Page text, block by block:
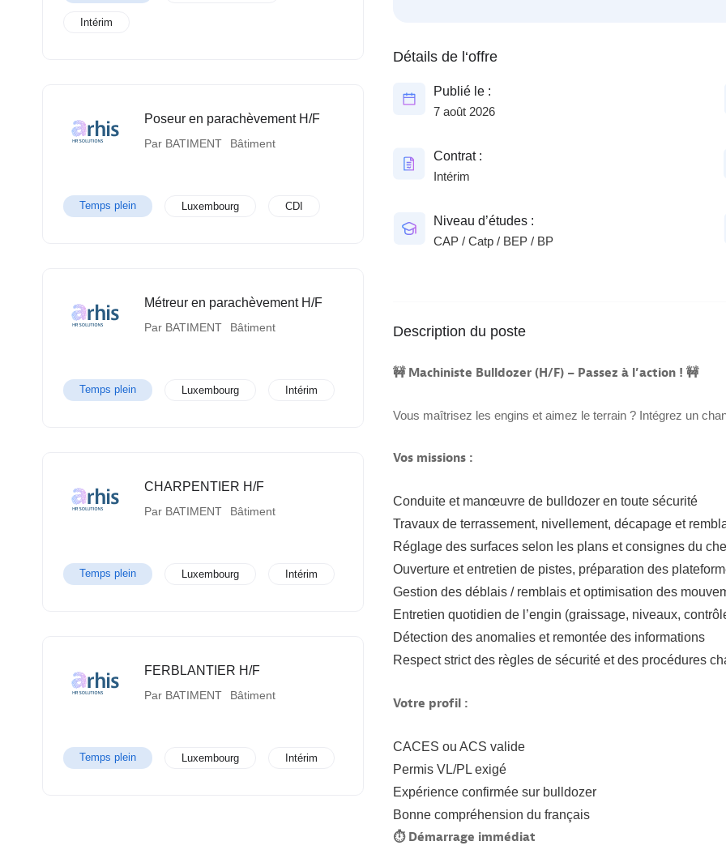
Intérim
Poseur en parachèvement H/F
Par BATIMENT Bâtiment
Temps plein Luxembourg CDI
Métreur en parachèvement H/F
Par BATIMENT Bâtiment
Temps plein Luxembourg Intérim
CHARPENTIER H/F
Par BATIMENT Bâtiment
Temps plein Luxembourg Intérim
FERBLANTIER H/F
Par BATIMENT Bâtiment
Temps plein Luxembourg Intérim
Détails de l‘offre
Publié le :
7 août 2026
Contrat :
Intérim
Niveau d’études :
CAP / Catp / BEP / BP
Description du poste
🚧 Machiniste Bulldozer (H/F) – Passez à l’action ! 🚧
Vous maîtrisez les engins et aimez le terrain ? Intégrez un
Vos missions :
Conduite et manœuvre de bulldozer en toute sécurité
Travaux de terrassement, nivellement, décapage et
Réglage des surfaces selon les plans et consignes du
Ouverture et entretien de pistes, préparation des
Gestion des déblais / remblais et optimisation des
Entretien quotidien de l’engin (graissage, niveaux,
Détection des anomalies et remontée des informations
Respect strict des règles de sécurité et des procédures
Votre profil :
CACES ou ACS valide
Permis VL/PL exigé
Expérience confirmée sur bulldozer
Bonne compréhension du français
⏱ Démarrage immédiat